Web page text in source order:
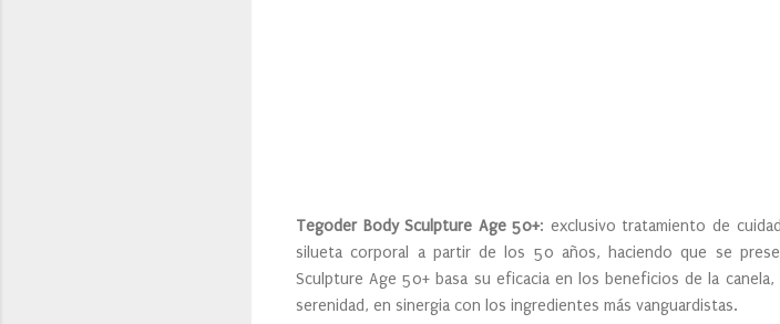
Tegoder Body Sculpture Age 50+: exclusivo tratamiento de
silueta corporal a partir de los 50 años, haciendo que se
Sculpture Age 50+ basa su eficacia en los beneficios de la
serenidad, en sinergia con los ingredientes más vanguardistas.